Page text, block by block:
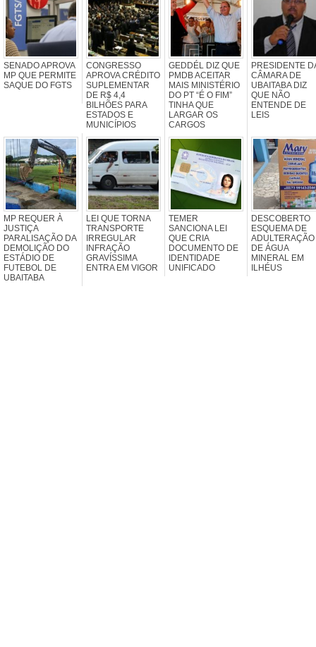
SENADO APROVA
MP QUE PERMITE
SAQUE DO FGTS
CONGRESSO
APROVA CRÉDITO
SUPLEMENTAR
DE R$ 4,4
BILHÕES PARA
ESTADOS E
MUNICÍPIOS
GEDDÉL DIZ QUE
PMDB ACEITAR
MAIS MINISTÉRIO
DO PT “É O FIM”
TINHA QUE
LARGAR OS
CARGOS
PRESIDENTE
CÂMARA DE
UBAITABA DIZ
QUE NÃO
ENTENDE DE
LEIS
MP REQUER À
JUSTIÇA
PARALISAÇÃO DA
DEMOLIÇÃO DO
ESTÁDIO DE
FUTEBOL DE
UBAITABA
LEI QUE TORNA
TRANSPORTE
IRREGULAR
INFRAÇÃO
GRAVÍSSIMA
ENTRA EM VIGOR
TEMER
SANCIONA LEI
QUE CRIA
DOCUMENTO DE
IDENTIDADE
UNIFICADO
DESCOBERTO
ESQUEMA DE
ADULTERAÇÃO
DE ÁGUA
MINERAL EM
ILHÉUS